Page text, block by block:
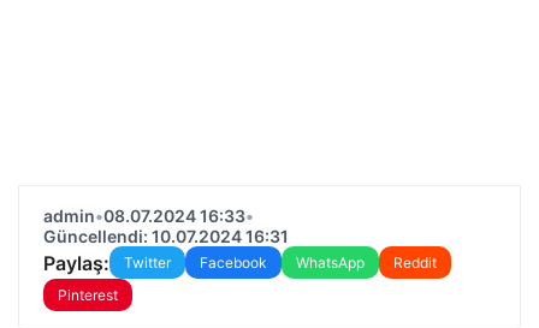
admin•08.07.2024 16:33•
Güncellendi: 10.07.2024 16:31
Paylaş: Twitter Facebook WhatsApp
Reddit
Pinterest